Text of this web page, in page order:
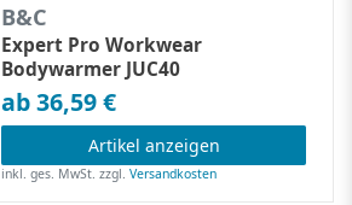
B&C
Expert Pro Workwear
Bodywarmer JUC40
ab 36,59 €
Artikel anzeigen
inkl. ges. MwSt. zzgl.Versandkosten